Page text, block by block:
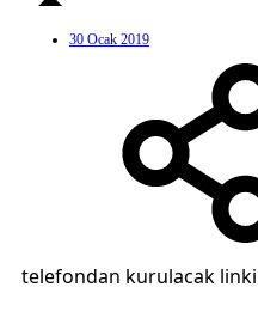
30 Ocak 2019
telefondan kurulacak